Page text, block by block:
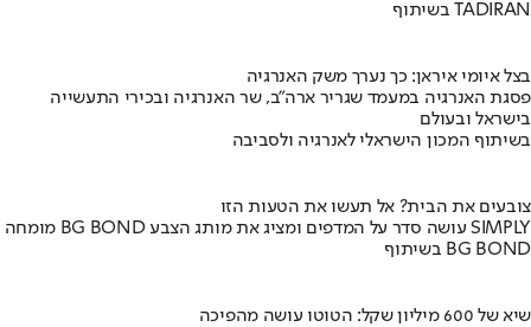
בשיתוף TADIRAN
בצל איומי איראן: כך נערך משק האנרגיה
פסגת האנרגיה במעמד שגריר ארה"ב, שר האנרגיה ובכירי התעשייה
בישראל ובעולם
בשיתוף המכון הישראלי לאנרגיה ולסביבה
צובעים את הבית? אל תעשו את הטעות הזו
מומחה BG BOND עושה סדר על המדפים ומציג את מותג הצבע SIMPLY
בשיתוף BG BOND
שיא של 600 מיליון שקל: הטוטו עושה מהפיכה